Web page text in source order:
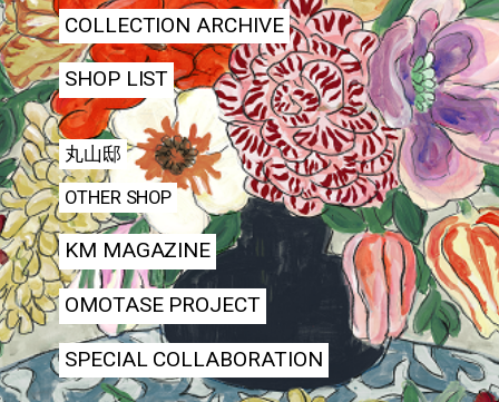
COLLECTION ARCHIVE
SHOP LIST
丸山邸
OTHER SHOP
KM MAGAZINE
OMOTASE PROJECT
SPECIAL COLLABORATION